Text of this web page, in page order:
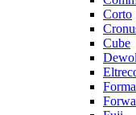
Corto
Cube